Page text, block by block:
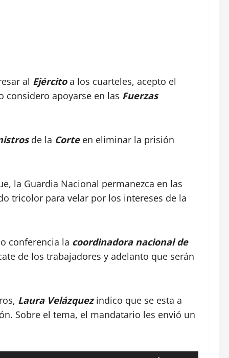
al Ejércitoa los cuarteles, acepto el
considero apoyarse en las Fuerzas
de la Corteen eliminar la prisión
la Guardia Nacional permanezca en las
tricolor para velar por los intereses de la
conferencia la coordinadora nacional de
de los trabajadores y adelanto que serán
Laura Velázquezindico que se esta a
Sobre el tema, el mandatario les envió un